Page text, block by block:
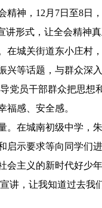
，12月7日至8日
形式，让全会精神
城关街道东小庄村
等话题，与群众深
员干部群众把思想
福感、安全感。
城南初级中学，朱
启示要求等向同学们
会主义的新时代好少年
，让我知道过去我